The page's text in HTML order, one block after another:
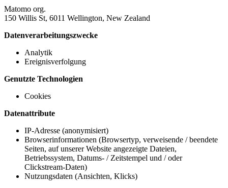
Matomo org.
150 Willis St, 6011 Wellington, New Zealand
Datenverarbeitungszwecke
Analytik
Ereignisverfolgung
Genutzte Technologien
Cookies
Datenattribute
IP-Adresse (anonymisiert)
Browserinformationen (Browsertyp, verweisende / beendete
Seiten, auf unserer Website angezeigte Dateien,
Betriebssystem, Datums- / Zeitstempel und / oder
Clickstream-Daten)
Nutzungsdaten (Ansichten, Klicks)